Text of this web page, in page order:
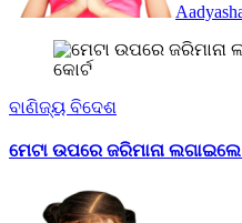
ବାଣିଜ୍ୟ ବିଦେଶ
ମେଟା ଉପରେ ଜରିମାନା